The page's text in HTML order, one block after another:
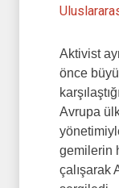
Aktivist
önce
Avrupa
gemilerin
çalışarak